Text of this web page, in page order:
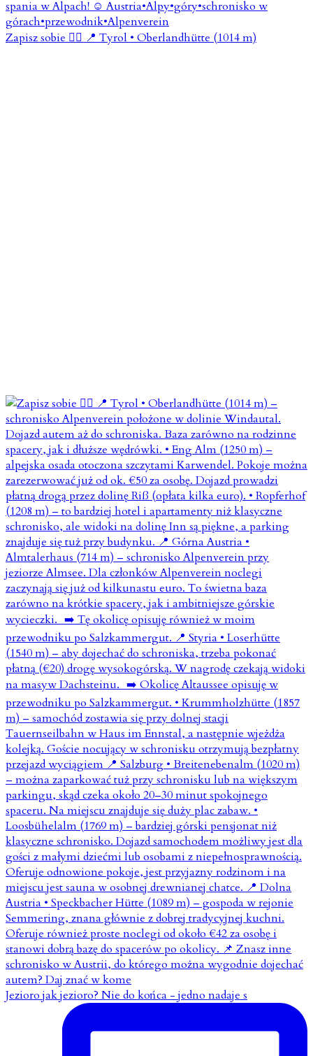
Zapisz sobie 👇🏼 📍 Tyrol • Oberlandhütte (1014 m)
Jezioro jak jezioro? Nie do końca - jedno nadaje s